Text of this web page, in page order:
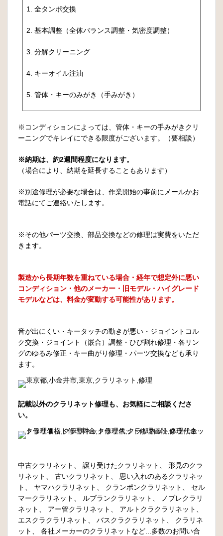
1. 全タンポ交換
2. 基本調整（全体バランス調整・気密度調整）
3. 分解クリーニング
4. キーオイル注油
5. 管体・キーのみがき（手みがき）
※コンディションによっては、管体・キーの手みがきクリ
ーニングでキレイにできる限度がございます。（要相談）
※納期は、約2週間程度になります。
（場合により、納期を延長することもあります）
※別途修理が必要な場合は、作業開始の事前にメールかお
電話にてご連絡いたします。
※その他パーツ交換、部品交換などの修理は実費をいただ
きます。
製造から長期年数を重ねている場合・経年で想定外に悪い
コンディション・他のメーカー・旧モデル・ハイグレード
モデルなどは、料金が変動する可能性があります。
音が出にくい・キータッチの動きが悪い・ジョイントコル
ク交換・ジョイント（嵌合）調整・ひび割れ修理・各リン
グのゆるみ修正・キー曲がり修理・パーツ交換なども承り
ます。
記載以外のクラリネット修理も、お気軽にご相談くださ
い。
中古クラリネット、 譲り受けたクラリネット、 形見のクラ
リネット、 古いクラリネット、 思い入れのあるクラリネッ
ト、 ヤマハクラリネット、 クランポンクラリネット、 セル
マークラリネット、 ルブランクラリネット、 ノブレクラリ
ネット、 アー管クラリネット、 アルトクラクラリネット、
エスクラクラリネット、 バスクラクラリネット、 クラリネ
ット、 各社メーカーのクラリネットなど...多数のお問い合